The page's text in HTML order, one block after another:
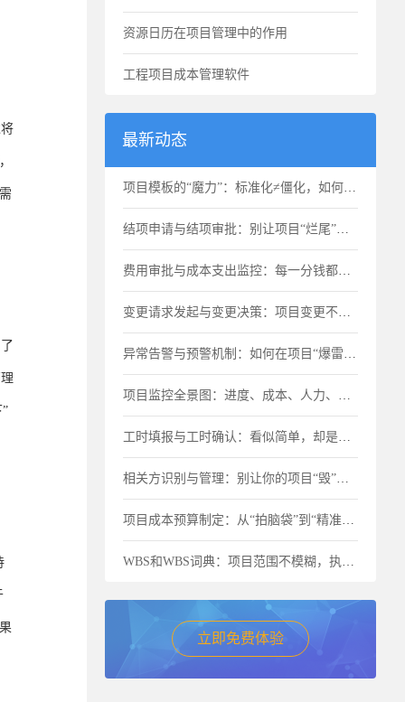
资源日历在项目管理中的作用
工程项目成本管理软件
最新动态
项目模板的“魔力”：标准化≠僵化，如何选用合适的项目模版？
结项申请与结项审批：别让项目“烂尾”，也别让项目“无限延期”
费用审批与成本支出监控：每一分钱都要花得明明白白
变更请求发起与变更决策：项目变更不是“洪水猛兽”，但要管住流程
异常告警与预警机制：如何在项目“爆雷”前及时止损？
项目监控全景图：进度、成本、人力、物料一个都不能少
工时填报与工时确认：看似简单，却是成本失控的最大漏洞
相关方识别与管理：别让你的项目“毁”在忽视关键人上
项目成本预算制定：从“拍脑袋”到“精准核算”的进阶之路
WBS和WBS词典：项目范围不模糊，执行才不跑偏
立即免费体验